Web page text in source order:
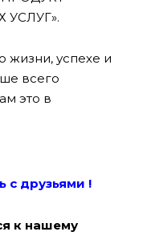
жизни, успехе и
всего
это в
с друзьями !
к нашему